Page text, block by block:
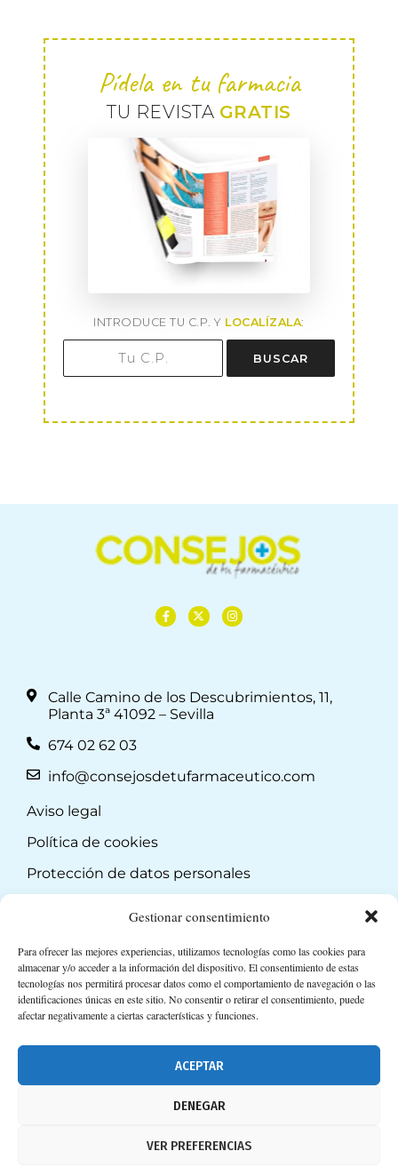
Gestionar consentimiento
Para ofrecer las mejores experiencias, utilizamos tecnologías como las cookies para
almacenar y/o acceder a la información del dispositivo. El consentimiento de estas
tecnologías nos permitirá procesar datos como el comportamiento de navegación o las
identificaciones únicas en este sitio. No consentir o retirar el consentimiento, puede
afectar negativamente a ciertas características y funciones.
ACEPTAR
DENEGAR
VER PREFERENCIAS
Pídela en tu farmacia
TU REVISTA GRATIS
INTRODUCE TU C.P. Y LOCALÍZALA:
BUSCAR
Calle Camino de los Descubrimientos, 11,
Planta 3ª 41092 – Sevilla
674 02 62 03
info@consejosdetufarmaceutico.com
Aviso legal
Política de cookies
Protección de datos personales